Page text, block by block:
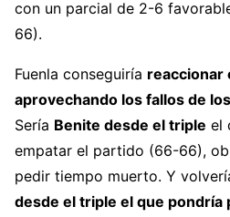
con un parcial de 2-6
66).
Fuenla conseguiría reaccionar
aprovechando los fallos de
Sería Benite desde el triple el
empatar el partido (66-66),
pedir tiempo muerto. Y
desde el triple el que pondría